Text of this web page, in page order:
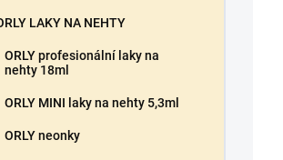
LAKY NA NEHTY
ORLY profesionální laky na
nehty 18ml
ORLY MINI laky na nehty 5,3ml
ORLY neonky